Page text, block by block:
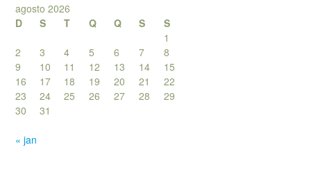
agosto 2026
D
S T Q Q S
S
1
2
3 4 5 6 7
8
9
10 11 12 13 14
15
16
17 18 19 20 21
22
23
24 25 26 27 28
29
30
31
« jan